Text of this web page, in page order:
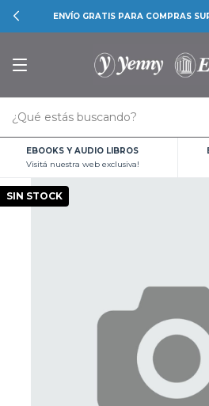
ENVÍO GRATIS PARA COMPRAS
EBOOKS Y AUDIO LIBROS
Visitá nuestra web exclusiva!
SIN STOCK